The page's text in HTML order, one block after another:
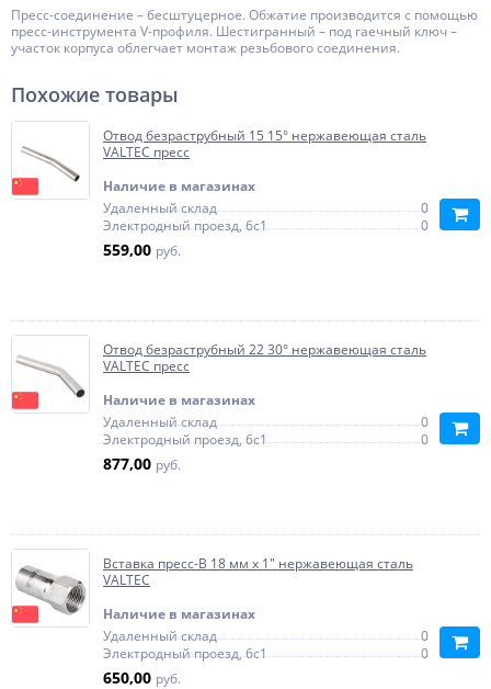
Пресс-соединение – бесштуцерное. Обжатие производится с помощью
пресс-инструмента V-профиля. Шестигранный – под гаечный ключ –
участок корпуса облегчает монтаж резьбового соединения.
Похожие товары
Отвод безраструбный 15 15° нержавеющая сталь
VALTEC пресс
Наличие в магазинах
Удаленный склад
0
Электродный проезд, 6с1
0
559,00 руб.
Отвод безраструбный 22 30° нержавеющая сталь
VALTEC пресс
Наличие в магазинах
Удаленный склад
0
Электродный проезд, 6с1
0
877,00 руб.
Вставка пресс-В 18 мм х 1" нержавеющая сталь
VALTEC
Наличие в магазинах
Удаленный склад
0
Электродный проезд, 6с1
0
650,00 руб.